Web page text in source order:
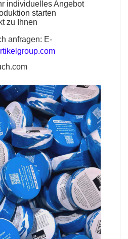
individuelles Angebot
starten
zu Ihnen
anfragen: E-